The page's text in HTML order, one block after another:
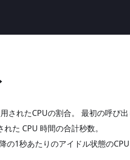
れたCPUの割合。 最初の呼び出
た CPU 時間の合計秒数。
1秒あたりのアイドル状態の